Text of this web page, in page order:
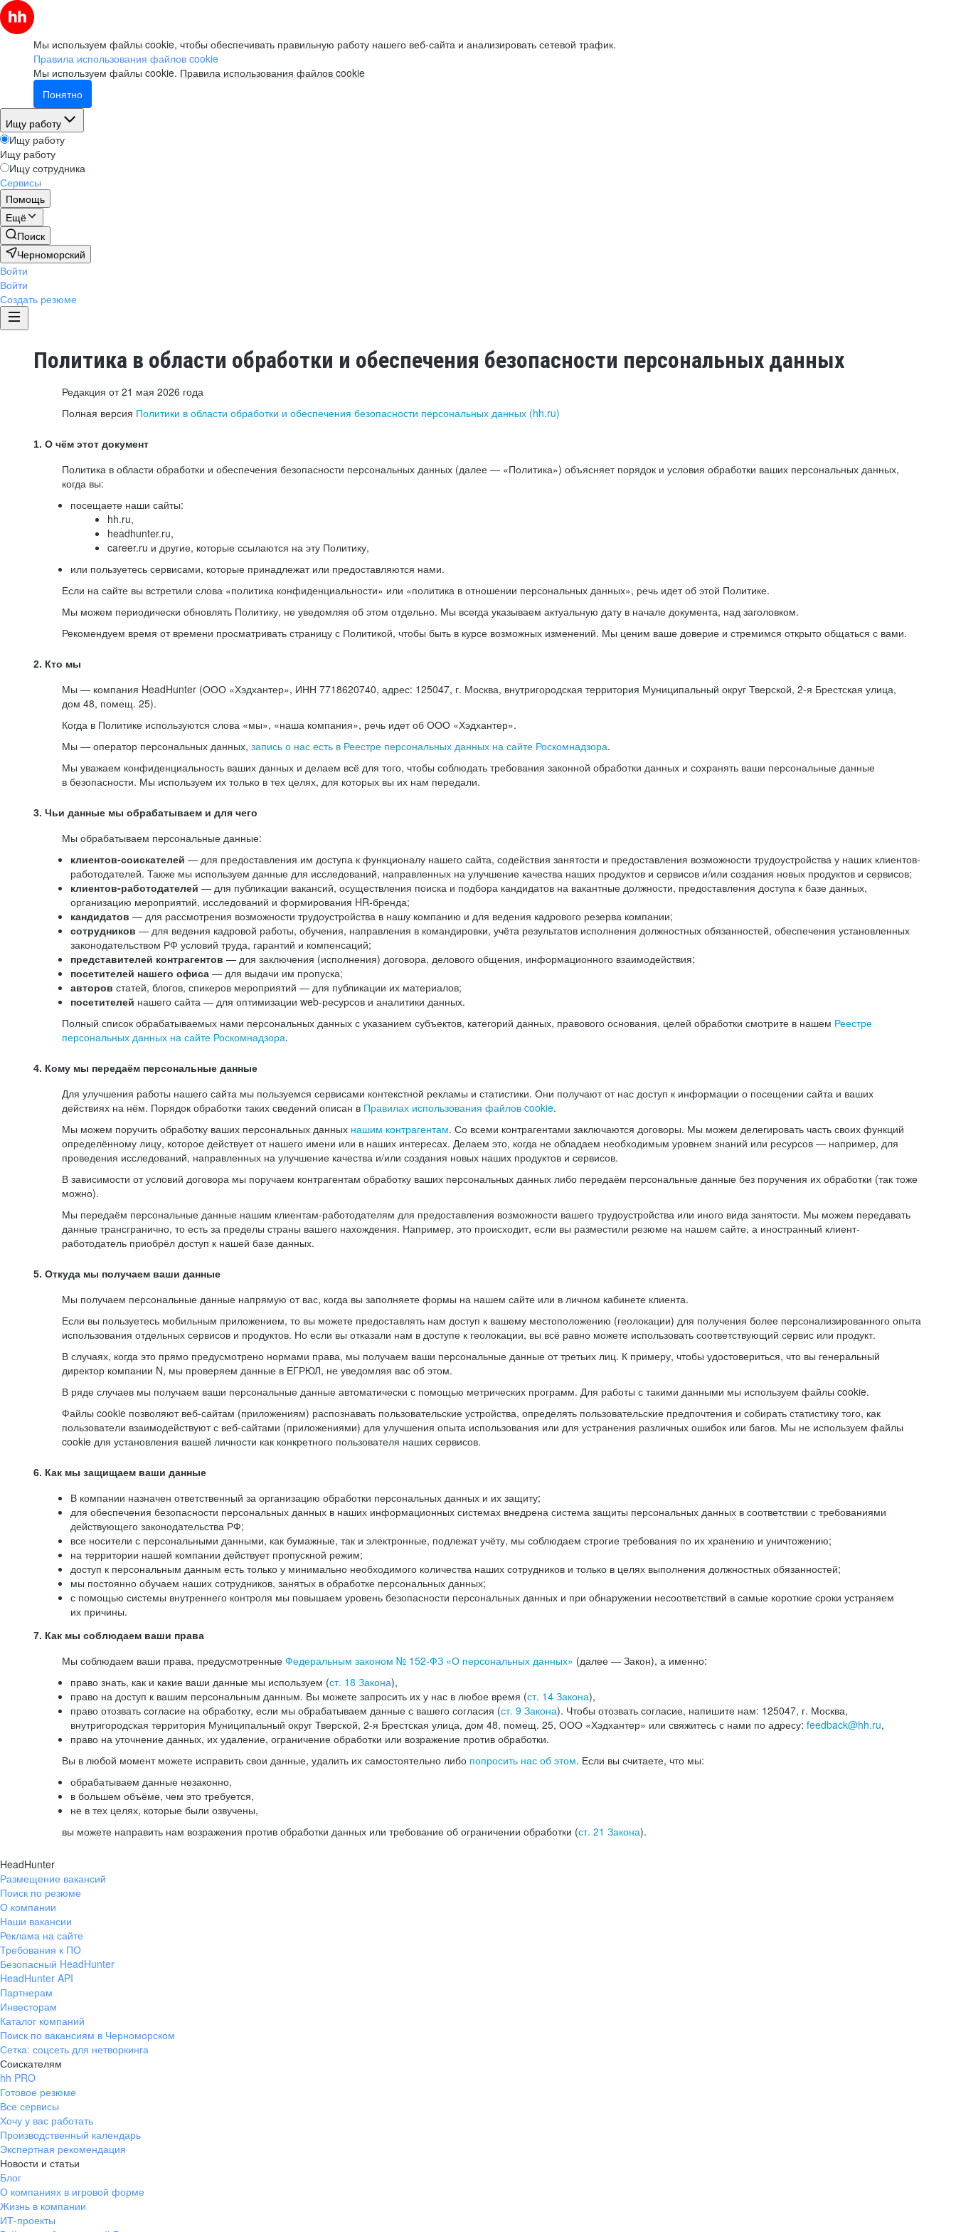
Мы используем файлы cookie, чтобы обеспечивать правильную работу нашего веб-сайта и анализировать сетевой трафик.
Правила использования файлов cookie
Мы используем файлы cookie. Правила использования файлов cookie
Понятно
Ищу работу
Ищу работу
Ищу работу
Ищу сотрудника
Сервисы
Помощь
Ещё
Поиск
Черноморский
Войти
Войти
Создать резюме
Политика в области обработки и обеспечения безопасности персональных данных
Редакция от 21 мая 2026 года
Полная версия Политики в области обработки и обеспечения безопасности персональных данных (hh.ru)
1. О чём этот документ
Политика в области обработки и обеспечения безопасности персональных данных (далее — «Политика») объясняет порядок и условия обработки ваших персональных данных,
когда вы:
посещаете наши сайты:
hh.ru,
headhunter.ru,
career.ru и другие, которые ссылаются на эту Политику,
или пользуетесь сервисами, которые принадлежат или предоставляются нами.
Если на сайте вы встретили слова «политика конфиденциальности» или «политика в отношении персональных данных», речь идет об этой Политике.
Мы можем периодически обновлять Политику, не уведомляя об этом отдельно. Мы всегда указываем актуальную дату в начале документа, над заголовком.
Рекомендуем время от времени просматривать страницу с Политикой, чтобы быть в курсе возможных изменений. Мы ценим ваше доверие и стремимся открыто общаться с вами.
2. Кто мы
Мы — компания HeadHunter (ООО «Хэдхантер», ИНН 7718620740, адрес: 125047, г. Москва, внутригородская территория Муниципальный округ Тверской, 2-я Брестская улица,
дом 48, помещ. 25).
Когда в Политике используются слова «мы», «наша компания», речь идет об ООО «Хэдхантер».
Мы — оператор персональных данных, запись о нас есть в Реестре персональных данных на сайте Роскомнадзора.
Мы уважаем конфиденциальность ваших данных и делаем всё для того, чтобы соблюдать требования законной обработки данных и сохранять ваши персональные данные
в безопасности. Мы используем их только в тех целях, для которых вы их нам передали.
3. Чьи данные мы обрабатываем и для чего
Мы обрабатываем персональные данные:
клиентов-соискателей — для предоставления им доступа к функционалу нашего сайта, содействия занятости и предоставления возможности трудоустройства у наших клиентов-
работодателей. Также мы используем данные для исследований, направленных на улучшение качества наших продуктов и сервисов и/или создания новых продуктов и сервисов;
клиентов-работодателей — для публикации вакансий, осуществления поиска и подбора кандидатов на вакантные должности, предоставления доступа к базе данных,
организацию мероприятий, исследований и формирования HR-бренда;
кандидатов — для рассмотрения возможности трудоустройства в нашу компанию и для ведения кадрового резерва компании;
сотрудников — для ведения кадровой работы, обучения, направления в командировки, учёта результатов исполнения должностных обязанностей, обеспечения установленных
законодательством РФ условий труда, гарантий и компенсаций;
представителей контрагентов — для заключения (исполнения) договора, делового общения, информационного взаимодействия;
посетителей нашего офиса — для выдачи им пропуска;
авторов статей, блогов, спикеров мероприятий — для публикации их материалов;
посетителей нашего сайта — для оптимизации web-ресурсов и аналитики данных.
Полный список обрабатываемых нами персональных данных с указанием субъектов, категорий данных, правового основания, целей обработки смотрите в нашем Реестре
персональных данных на сайте Роскомнадзора.
4. Кому мы передаём персональные данные
Для улучшения работы нашего сайта мы пользуемся сервисами контекстной рекламы и статистики. Они получают от нас доступ к информации о посещении сайта и ваших
действиях на нём. Порядок обработки таких сведений описан в Правилах использования файлов cookie.
Мы можем поручить обработку ваших персональных данных нашим контрагентам. Со всеми контрагентами заключаются договоры. Мы можем делегировать часть своих функций
определённому лицу, которое действует от нашего имени или в наших интересах. Делаем это, когда не обладаем необходимым уровнем знаний или ресурсов — например, для
проведения исследований, направленных на улучшение качества и/или создания новых наших продуктов и сервисов.
В зависимости от условий договора мы поручаем контрагентам обработку ваших персональных данных либо передаём персональные данные без поручения их обработки (так тоже
можно).
Мы передаём персональные данные нашим клиентам-работодателям для предоставления возможности вашего трудоустройства или иного вида занятости. Мы можем передавать
данные трансгранично, то есть за пределы страны вашего нахождения. Например, это происходит, если вы разместили резюме на нашем сайте, а иностранный клиент-
работодатель приобрёл доступ к нашей базе данных.
5. Откуда мы получаем ваши данные
Мы получаем персональные данные напрямую от вас, когда вы заполняете формы на нашем сайте или в личном кабинете клиента.
Если вы пользуетесь мобильным приложением, то вы можете предоставлять нам доступ к вашему местоположению (геолокации) для получения более персонализированного опыта
использования отдельных сервисов и продуктов. Но если вы отказали нам в доступе к геолокации, вы всё равно можете использовать соответствующий сервис или продукт.
В случаях, когда это прямо предусмотрено нормами права, мы получаем ваши персональные данные от третьих лиц. К примеру, чтобы удостовериться, что вы генеральный
директор компании N, мы проверяем данные в ЕГРЮЛ, не уведомляя вас об этом.
В ряде случаев мы получаем ваши персональные данные автоматически с помощью метрических программ. Для работы с такими данными мы используем файлы cookie.
Файлы cookie позволяют веб-сайтам (приложениям) распознавать пользовательские устройства, определять пользовательские предпочтения и собирать статистику того, как
пользователи взаимодействуют с веб-сайтами (приложениями) для улучшения опыта использования или для устранения различных ошибок или багов. Мы не используем файлы
cookie для установления вашей личности как конкретного пользователя наших сервисов.
6. Как мы защищаем ваши данные
В компании назначен ответственный за организацию обработки персональных данных и их защиту;
для обеспечения безопасности персональных данных в наших информационных системах внедрена система защиты персональных данных в соответствии с требованиями
действующего законодательства РФ;
все носители с персональными данными, как бумажные, так и электронные, подлежат учёту, мы соблюдаем строгие требования по их хранению и уничтожению;
на территории нашей компании действует пропускной режим;
доступ к персональным данным есть только у минимально необходимого количества наших сотрудников и только в целях выполнения должностных обязанностей;
мы постоянно обучаем наших сотрудников, занятых в обработке персональных данных;
с помощью системы внутреннего контроля мы повышаем уровень безопасности персональных данных и при обнаружении несоответствий в самые короткие сроки устраняем
их причины.
7. Как мы соблюдаем ваши права
Мы соблюдаем ваши права, предусмотренные Федеральным законом № 152-ФЗ «О персональных данных» (далее — Закон), а именно:
право знать, как и какие ваши данные мы используем (ст. 18 Закона),
право на доступ к вашим персональным данным. Вы можете запросить их у нас в любое время (ст. 14 Закона),
право отозвать согласие на обработку, если мы обрабатываем данные с вашего согласия (ст. 9 Закона). Чтобы отозвать согласие, напишите нам: 125047, г. Москва,
внутригородская территория Муниципальный округ Тверской, 2-я Брестская улица, дом 48, помещ. 25, ООО «Хэдхантер» или свяжитесь с нами по адресу: feedback@hh.ru,
право на уточнение данных, их удаление, ограничение обработки или возражение против обработки.
Вы в любой момент можете исправить свои данные, удалить их самостоятельно либо попросить нас об этом. Если вы считаете, что мы:
обрабатываем данные незаконно,
в большем объёме, чем это требуется,
не в тех целях, которые были озвучены,
вы можете направить нам возражения против обработки данных или требование об ограничении обработки (ст. 21 Закона).
HeadHunter
Размещение вакансий
Поиск по резюме
О компании
Наши вакансии
Реклама на сайте
Требования к ПО
Безопасный HeadHunter
HeadHunter API
Партнерам
Инвесторам
Каталог компаний
Поиск по вакансиям в Черноморском
Сетка: соцсеть для нетворкинга
Соискателям
hh PRO
Готовое резюме
Все сервисы
Хочу у вас работать
Производственный календарь
Экспертная рекомендация
Новости и статьи
Блог
О компаниях в игровой форме
Жизнь в компании
ИТ-проекты